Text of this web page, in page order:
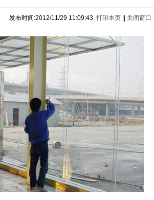
发布时间:2012/11/29 11:09:43 打印本页|| 关闭窗口